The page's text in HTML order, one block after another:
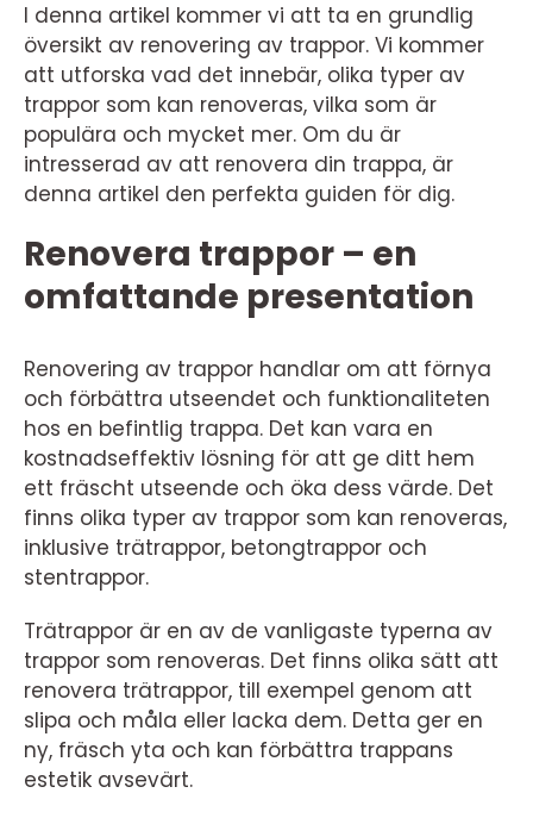
I denna artikel kommer vi att ta en grundlig
översikt av renovering av trappor. Vi kommer
att utforska vad det innebär, olika typer av
trappor som kan renoveras, vilka som är
populära och mycket mer. Om du är
intresserad av att renovera din trappa, är
denna artikel den perfekta guiden för dig.
Renovera trappor – en
omfattande presentation
Renovering av trappor handlar om att förnya
och förbättra utseendet och funktionaliteten
hos en befintlig trappa. Det kan vara en
kostnadseffektiv lösning för att ge ditt hem
ett fräscht utseende och öka dess värde. Det
finns olika typer av trappor som kan renoveras,
inklusive trätrappor, betongtrappor och
stentrappor.
Trätrappor är en av de vanligaste typerna av
trappor som renoveras. Det finns olika sätt att
renovera trätrappor, till exempel genom att
slipa och måla eller lacka dem. Detta ger en
ny, fräsch yta och kan förbättra trappans
estetik avsevärt.